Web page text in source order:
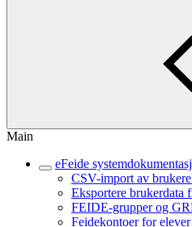
Main
eFeide
CSV-import av
Eksportere brukerdata
FEIDE-grupper og
Feidekontoer for